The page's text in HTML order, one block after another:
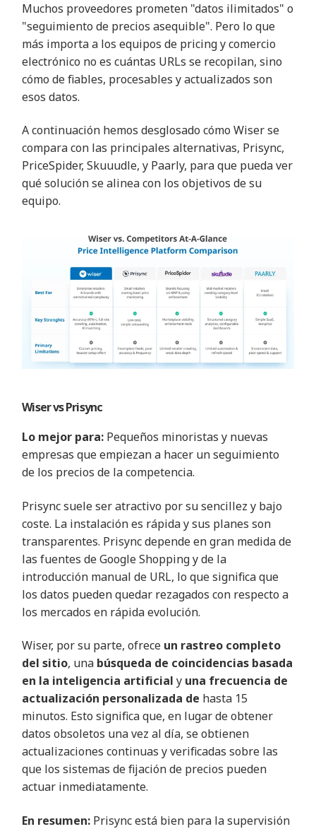
Muchos proveedores prometen "datos ilimitados" o
"seguimiento de precios asequible". Pero lo que
más importa a los equipos de pricing y comercio
electrónico no es cuántas URLs se recopilan, sino
cómo de fiables, procesables y actualizados son
esos datos.
A continuación hemos desglosado cómo Wiser se
compara con las principales alternativas, Prisync,
PriceSpider, Skuuudle, y Paarly, para que pueda ver
qué solución se alinea con los objetivos de su
equipo.
Wiser vsPrisync
Lo mejor para: Pequeños minoristas y nuevas
empresas que empiezan a hacer un seguimiento
de los precios de la competencia.
Prisync suele ser atractivo por su sencillez y bajo
coste. La instalación es rápida y sus planes son
transparentes. Prisync depende en gran medida de
las fuentes de Google Shopping y de la
introducción manual de URL, lo que significa que
los datos pueden quedar rezagados con respecto a
los mercados en rápida evolución.
Wiser, por su parte, ofrece un rastreo completo
del sitio, una búsqueda de coincidencias basada
en la inteligencia artificial y una frecuencia de
actualización personalizada de hasta 15
minutos. Esto significa que, en lugar de obtener
datos obsoletos una vez al día, se obtienen
actualizaciones continuas y verificadas sobre las
que los sistemas de fijación de precios pueden
actuar inmediatamente.
En resumen: Prisync está bien para la supervisión